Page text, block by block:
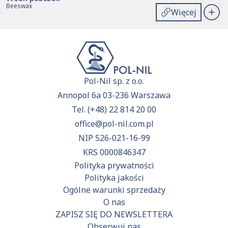
Beeswax
Więcej
Pol-Nil sp. z o.o.
Annopol 6a 03-236 Warszawa
Tel. (+48) 22 814 20 00
office@pol-nil.com.pl
NIP 526-021-16-99
KRS 0000846347
Polityka prywatności
Polityka jakości
Ogólne warunki sprzedaży
O nas
ZAPISZ SIĘ DO NEWSLETTERA